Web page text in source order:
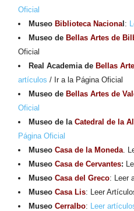
Oficial
Museo Biblioteca Nacional :
Museo de Bellas Artes de
Oficial
Real Academia de Bellas
artículos / Ir a la Página Oficial
Museo de Bellas Artes de
Oficial
Museo de la Catedral de la
Página Oficial
Museo Casa de la Moneda.
Museo Casa de Cervantes:
Museo Casa del Greco: Leer
Museo Casa Lis: Leer
Museo Cerralbo: Leer